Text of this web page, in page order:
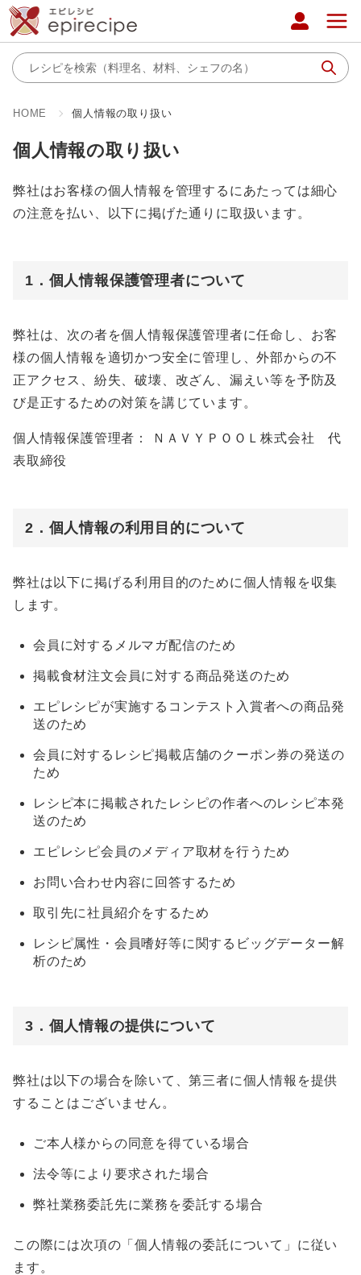
HOME 個人情報の取り扱い
個人情報の取り扱い
弊社はお客様の個人情報を管理するにあたっては細心
の注意を払い、以下に掲げた通りに取扱います。
1．個人情報保護管理者について
弊社は、次の者を個人情報保護管理者に任命し、お客
様の個人情報を適切かつ安全に管理し、外部からの不
正アクセス、紛失、破壊、改ざん、漏えい等を予防及
び是正するための対策を講じています。
個人情報保護管理者： ＮＡＶＹＰＯＯＬ株式会社 代
表取締役
2．個人情報の利用目的について
弊社は以下に掲げる利用目的のために個人情報を収集
します。
会員に対するメルマガ配信のため
掲載食材注文会員に対する商品発送のため
エピレシピが実施するコンテスト入賞者への商品発
送のため
会員に対するレシピ掲載店舗のクーポン券の発送の
ため
レシピ本に掲載されたレシピの作者へのレシピ本発
送のため
エピレシピ会員のメディア取材を行うため
お問い合わせ内容に回答するため
取引先に社員紹介をするため
レシピ属性・会員嗜好等に関するビッグデーター解
析のため
3．個人情報の提供について
弊社は以下の場合を除いて、第三者に個人情報を提供
することはございません。
ご本人様からの同意を得ている場合
法令等により要求された場合
弊社業務委託先に業務を委託する場合
この際には次項の「個人情報の委託について」に従い
ます。